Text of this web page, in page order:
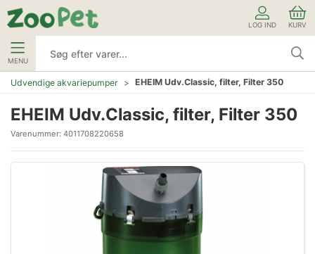
LOG IND KURV
MENU
Udvendige akvariepumper EHEIM Udv.Classic, filter, Filter 350
EHEIM Udv.Classic, filter, Filter 350
Varenummer: 4011708220658